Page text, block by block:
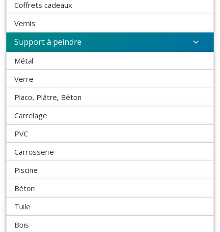
Coffrets cadeaux
Vernis
Support à peindre
Métal
Verre
Placo, Plâtre, Béton
Carrelage
PVC
Carrosserie
Piscine
Béton
Tuile
Bois